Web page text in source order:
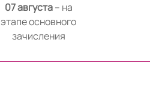
07 августа– на
этапе основного
зачисления